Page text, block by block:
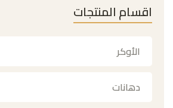
اقسام المنتجات
الأوكر
دهانات